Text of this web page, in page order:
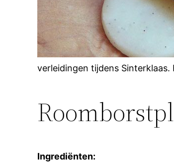
verleidingen tijdens Sinterklaas.
Ingrediënten: